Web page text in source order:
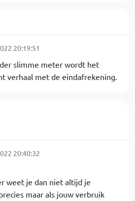
20:19:51
slimme meter wordt het
verhaal met de eindafrekening.
20:40:32
weet je dan niet altijd je
maar als jouw verbruik